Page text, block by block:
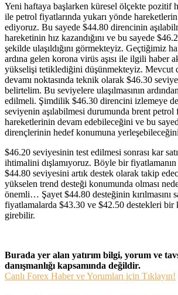
Yeni haftaya başlarken küresel ölçekte pozitif
ile petrol fiyatlarında yukarı yönde hareketlerin
ediyoruz. Bu sayede $44.80 direncinin
hareketinin hız kazandığını ve bu sayede
şekilde ulaşıldığını görmekteyiz. Geçtiğimiz
ardına gelen korona virüs aşısı ile ilgili haber
yükselişi tetiklediğini düşünmekteyiz. Mevcut
devamı noktasında teknik olarak $46.30
belirtelim. Bu seviyelere ulaşılmasının
edilmeli. Şimdilik $46.30 direncini izlemeye
seviyenin aşılabilmesi durumunda brent petrol
hareketlerinin devam edebileceğini ve bu
dirençlerinin hedef konumuna
$46.20 seviyesinin test edilmesi sonrası kar
ihtimalini dışlamıyoruz. Böyle bir fiyatlamanın
$44.80 seviyesini artık destek olarak takip
yükselen trend desteği konumunda olması
önemli… Şayet $44.80 desteğinin kırılmasını
fiyatlamalarda $43.30 ve $42.50 destekleri bir
girebilir.
Burada yer alan yatırım bilgi, yorum ve
danışmanlığı kapsamında değildir.
Canlı Forex Haber ve Yorumları için Tıklayın!